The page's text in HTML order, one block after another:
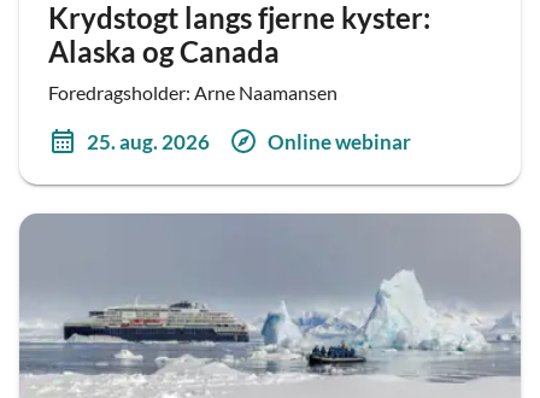
Krydstogt langs fjerne kyster:
Alaska og Canada
Foredragsholder: Arne Naamansen
25. aug. 2026 Online webinar